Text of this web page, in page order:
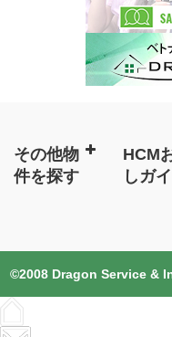
その他物
件を探す
HCM
しガ
©2008 Dragon Service &